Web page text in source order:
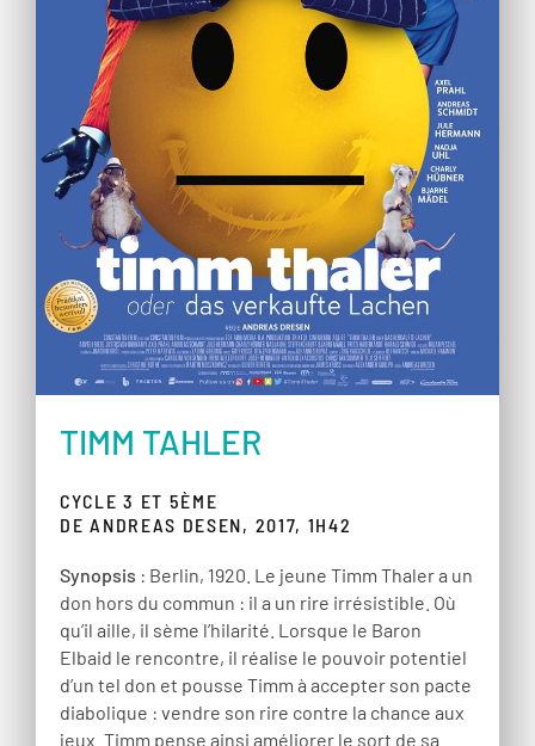
TIMM TAHLER
CYCLE 3 ET 5ÈME
DE ANDREAS DESEN, 2017, 1H42
Synopsis : Berlin, 1920. Le jeune Timm Thaler a un
don hors du commun : il a un rire irrésistible. Où
qu’il aille, il sème l’hilarité. Lorsque le Baron
Elbaid le rencontre, il réalise le pouvoir potentiel
d’un tel don et pousse Timm à accepter son pacte
diabolique : vendre son rire contre la chance aux
jeux. Timm pense ainsi améliorer le sort de sa